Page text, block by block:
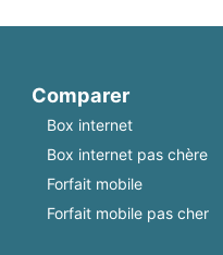
Comparer
Box internet
Box internet pas chère
Forfait mobile
Forfait mobile pas cher